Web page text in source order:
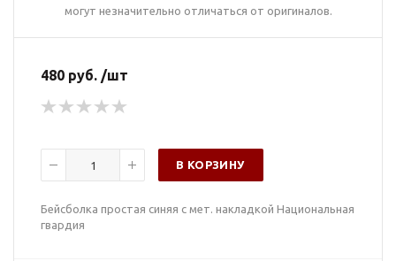
могут незначительно отличаться от оригиналов.
480 руб. /шт
В КОРЗИНУ
Бейсболка простая синяя с мет. накладкой Национальная
гвардия